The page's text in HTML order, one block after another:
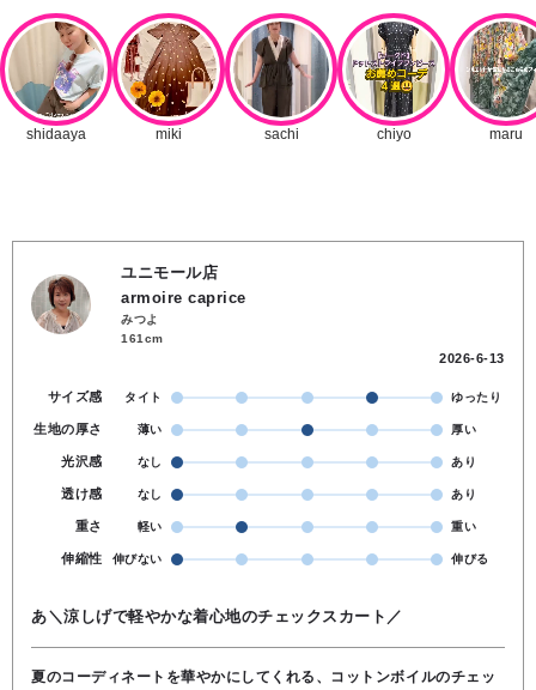
ユニモール店
armoire caprice
みつよ
161cm
2026-6-13
サイズ感 タイト ゆったり
生地の厚さ 薄い 厚い
光沢感 なし あり
透け感 なし あり
重さ 軽い 重い
伸縮性 伸びない 伸びる
あ＼涼しげで軽やかな着心地のチェックスカート／
夏のコーディネートを華やかにしてくれる、コットンボイルのチェッ